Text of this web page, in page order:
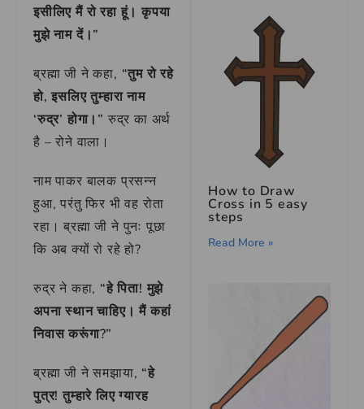
इसीलिए मैं रो रहा हूं। कृपया
मुझे नाम दें।”
ब्रह्मा जी ने कहा, “तुम रो रहे
हो, इसलिए तुम्हारा नाम
‘रुद्र’ होगा।” रुद्र का अर्थ
है – रोने वाला।
नाम पाकर बालक प्रसन्न
हुआ, परंतु फिर भी वह रोता
रहा। ब्रह्मा जी ने पुनः पूछा
कि अब क्यों रो रहे हो?
रुद्र ने कहा, “हे पिता! मुझे
अपना स्थान चाहिए। मैं कहां
निवास करूंगा?”
ब्रह्मा जी ने समझाया, “हे
पुत्र! तुम्हारे लिए ग्यारह
How to Draw
Cross in 5 easy
steps
Read More »